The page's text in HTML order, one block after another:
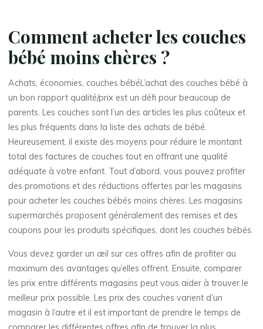
Comment acheter les couches
bébé moins chères ?
Achats, économies, couches bébéL’achat des couches bébé à
un bon rapport qualité/prix est un défi pour beaucoup de
parents. Les couches sont l’un des articles les plus coûteux et
les plus fréquents dans la liste des achats de bébé.
Heureusement, il existe des moyens pour réduire le montant
total des factures de couches tout en offrant une qualité
adéquate à votre enfant. Tout d’abord, vous pouvez profiter
des promotions et des réductions offertes par les magasins
pour acheter les couches bébés moins chères. Les magasins
supermarchés proposent généralement des remises et des
coupons pour les produits spécifiques, dont les couches bébés.
Vous devez garder un œil sur ces offres afin de profiter au
maximum des avantages qu’elles offrent. Ensuite, comparer
les prix entre différents magasins peut vous aider à trouver le
meilleur prix possible. Les prix des couches varient d’un
magasin à l’autre et il est important de prendre le temps de